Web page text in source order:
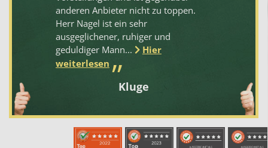
anderen Anbieter nicht zu toppen.
Herr Nagel ist ein sehr
ausgeglichener, ruhiger und
geduldiger Mann...
Hier
weiterlesen
Kluge